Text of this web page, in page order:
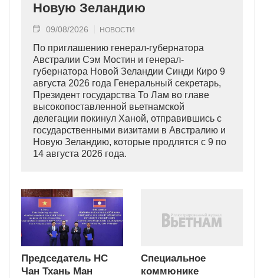
Новую Зеландию
09/08/2026 НОВОСТИ
По приглашению генерал-губернатора
Австралии Сэм Мостин и генерал-
губернатора Новой Зеландии Синди Киро 9
августа 2026 года Генеральный секретарь,
Президент государства То Лам во главе
высокопоставленной вьетнамской
делегации покинул Ханой, отправившись с
государственными визитами в Австралию и
Новую Зеландию, которые продлятся с 9 по
14 августа 2026 года.
Председатель НС
Чан Тхань Ман
Специальное
коммюнике